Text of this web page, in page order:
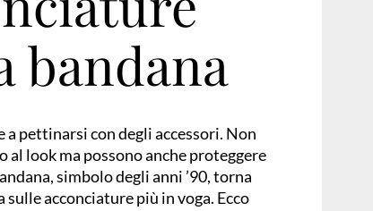
bandana
pettinarsi con degli accessori. Non
al look ma possono anche proteggere
simbolo degli anni ’90, torna
sulle acconciature più in voga. Ecco